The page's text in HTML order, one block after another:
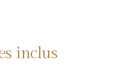
inclus